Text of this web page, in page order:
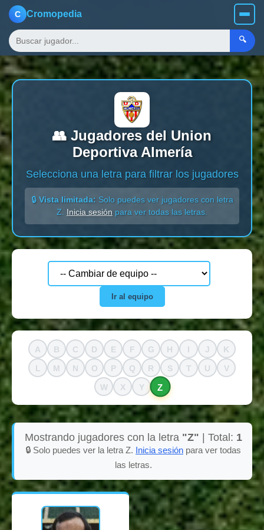
C Cromopedia
🔍
👥 Jugadores del Union
Deportiva Almería
Selecciona una letra para filtrar los jugadores
🔒 Vista limitada: Solo puedes ver jugadores con letra
Z. Inicia sesión para ver todas las letras.
Ir al equipo
A B C D E F G H J K
L M N O P Q R S T U V
W X Y Z
Mostrando jugadores con la letra "Z" | Total: 1
🔒 Solo puedes ver la letra Z. Inicia sesión para ver todas
las letras.